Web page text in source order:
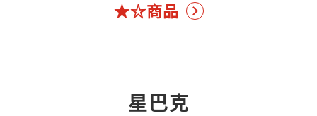
★☆商品
星巴克